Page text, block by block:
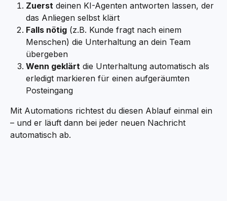
Zuerst deinen KI-Agenten antworten lassen, der
das Anliegen selbst klärt
Falls nötig (z.B. Kunde fragt nach einem
Menschen) die Unterhaltung an dein Team
übergeben
Wenn geklärt die Unterhaltung automatisch als
erledigt markieren für einen aufgeräumten
Posteingang
Mit Automations richtest du diesen Ablauf einmal ein
– und er läuft dann bei jeder neuen Nachricht
automatisch ab.